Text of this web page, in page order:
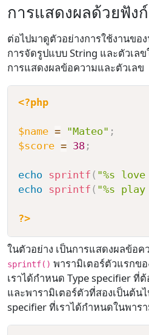
การแสดงผลด้วยฟัง
ต่อไปมาดูตัวอย่างการใช้งานขอ
การจัดรูปแบบ String และตัวเลข
การแสดงผลข้อความและตัวเลข
<?php
$name = "Mateo" ;
$score = 38;
echo sprintf ( "%s
echo
sprintf ( "%s
?>
ในตัวอย่าง เป็นการแสดงผลข้อ
sprintf() พารามิเตอร์ตัวแรกข
เราได้กำหนด Type specifier ที่
และพารามิเตอร์ตัวที่สองเป็นต้น
specifier ที่เราได้กำหนดในพาร